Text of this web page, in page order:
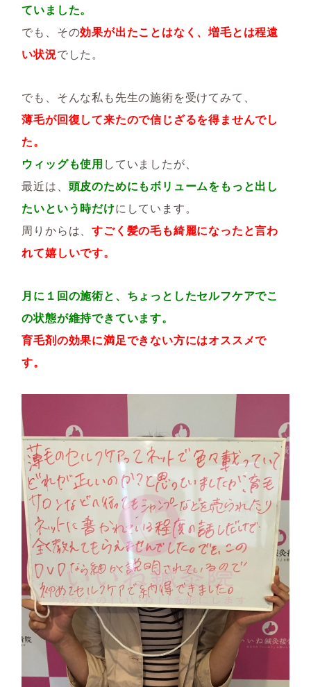
ていました。
でも、その効果が出たことはなく、増毛とは程遠
い状況でした。
でも、そんな私も先生の施術を受けてみて、
薄毛が回復して来たので信じざるを得ませんでし
た。
ウィッグも使用 していましたが、
最近は、 頭皮のためにもボリュームをもっと出し
たいという時だけにしています。
周りからは、すごく髪の毛も綺麗になったと言わ
れて嬉しいです。
月に１回の施術と、ちょっとしたセルフケアでこ
の状態が維持できています。
育毛剤の効果に満足できない方にはオススメで
す。